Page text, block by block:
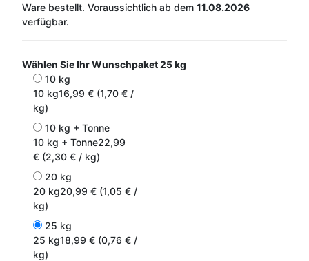
Ware bestellt. Voraussichtlich ab dem 11.08.2026
verfügbar.
Wählen Sie Ihr Wunschpaket25 kg
10 kg
10 kg16,99 € (1,70 € /
kg)
10 kg + Tonne
10 kg + Tonne22,99
€ (2,30 € / kg)
20 kg
20 kg20,99 € (1,05 € /
kg)
25 kg
25 kg18,99 € (0,76 € /
kg)